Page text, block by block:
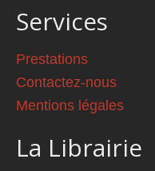
Services
Prestations
Contactez-nous
Mentions légales
La Librairie